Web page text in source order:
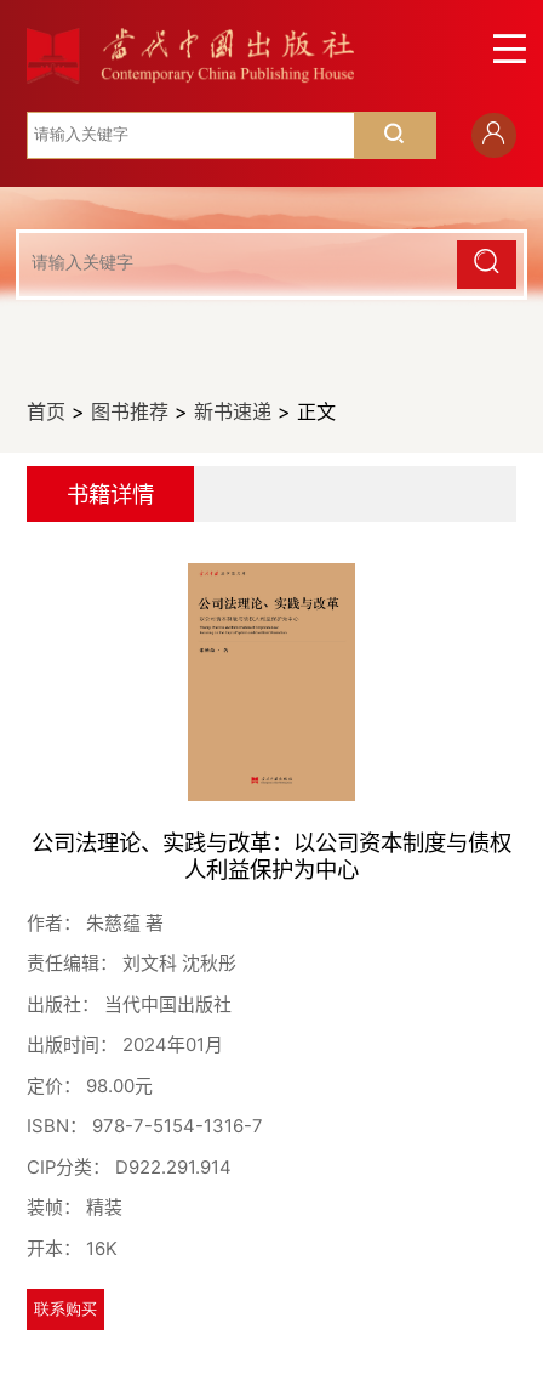
首页 > 图书推荐 >新书速递 > 正文
书籍详情
公司法理论、实践与改革：以公司资本制度与债权
人利益保护为中心
作者：
朱慈蕴 著
责任编辑：
刘文科 沈秋彤
出版社：
当代中国出版社
出版时间：
2024年01月
定价：
98.00元
ISBN：
978-7-5154-1316-7
CIP分类：
D922.291.914
装帧：
精装
开本：
16K
联系购买